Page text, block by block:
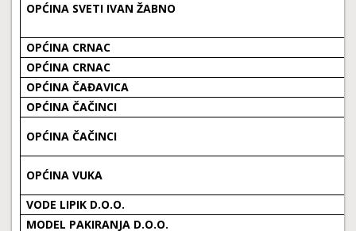
OPĆINA SVETI IVAN ŽABNO
OPĆINA CRNAC
OPĆINA CRNAC
OPĆINA ČAĐAVICA
OPĆINA ČAČINCI
OPĆINA ČAČINCI
OPĆINA VUKA
VODE LIPIK D.O.O.
MODEL PAKIRANJA D.O.O.